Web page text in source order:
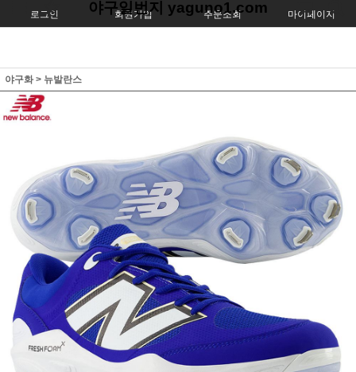
로그인 회원가입 주문조회 마이페이지
야구일번지 yaguno1.com
야구화 > 뉴발란스